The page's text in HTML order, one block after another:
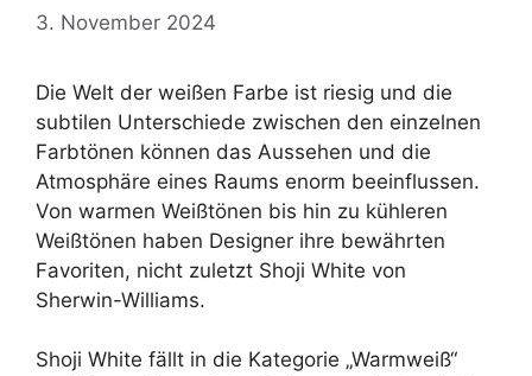
3. November 2024
Die Welt der weißen Farbe ist riesig und die
subtilen Unterschiede zwischen den einzelnen
Farbtönen können das Aussehen und die
Atmosphäre eines Raums enorm beeinflussen.
Von warmen Weißtönen bis hin zu kühleren
Weißtönen haben Designer ihre bewährten
Favoriten, nicht zuletzt Shoji White von
Sherwin-Williams.
Shoji White fällt in die Kategorie „Warmweiß“